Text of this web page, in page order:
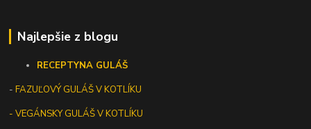
Najlepšie z blogu
RECEPTYNA GULÁŠ
-FAZUĽOVÝ GULÁŠ V KOTLÍKU
- VEGÁNSKY GULÁŠ V KOTLÍKU